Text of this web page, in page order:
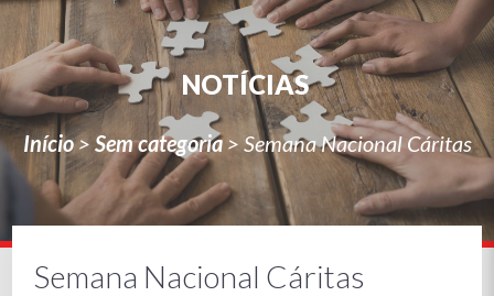
NOTÍCIAS
Início> Sem categoria >Semana Nacional Cáritas
Semana Nacional Cáritas